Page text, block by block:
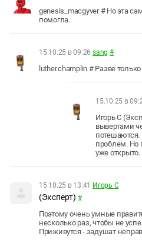
genesis_macgyver # Но эта
помогла.
15.10.25 в 09:26 sang #
luther.champlin # Разве
15.10.25 в
Игорь С
вывертами
потешаются.
проблем. Но
уже открыто.
15.10.25 в 13:41 Игорь С
(Эксперт) #
Поэтому очень умные
несколько раз, чтобы не
Приживутся - задушат